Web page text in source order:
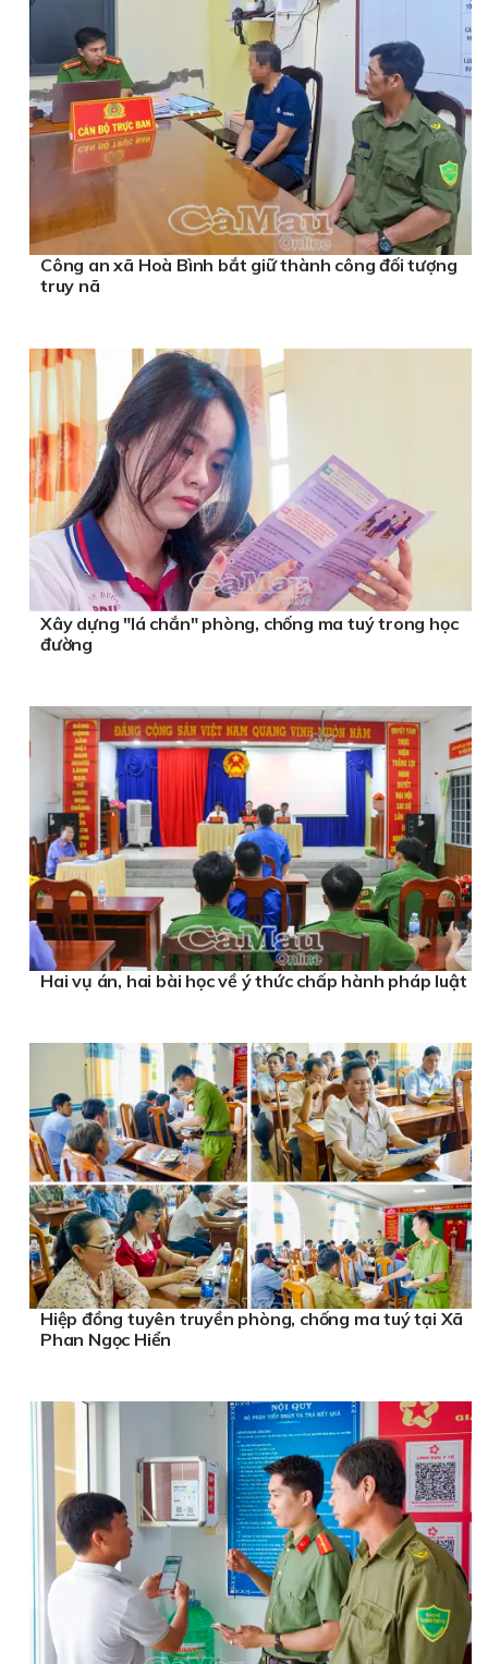
Công an xã Hoà Bình bắt giữ thành công đối tượng
truy nã
Xây dựng "lá chắn" phòng, chống ma tuý trong học
đường
Hai vụ án, hai bài học về ý thức chấp hành pháp luật
Hiệp đồng tuyên truyền phòng, chống ma tuý tại Xã
Phan Ngọc Hiển